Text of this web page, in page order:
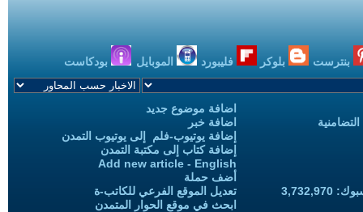
بنترست بلوكر فليبورد الموبايل بودكاست
اضافة موضوع جديد
اضافة خبر
إضافة يوتيوب-فلم إلى يوتيوب التمدن
إضافة كتاب إلى مكتبة التمدن
Add new article - English
أضف حملة
تعديل الموقع الفرعي للكاتب-ة
ابحث في موقع الحوار المتمدن